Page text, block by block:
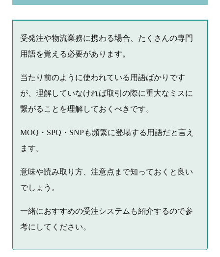
受発注や物流業務に携わる場合、たくさんの専門
用語を覚える必要があります。
当たり前のように使われている用語ばかりです
が、理解していなければ取引の際に重大なミスに
繋がることを理解しておくべきです。
MOQ・SPQ・SNPも頻繁に登場する用語だと言え
ます。
意味や読み取り方、注意点まで知っておくと良い
でしょう。
一緒におすすめの受注システムも紹介するので参
考にしてください。